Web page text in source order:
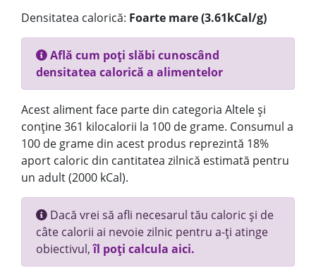
Densitatea calorică: Foarte mare (3.61kCal/g)
Află cum poți slăbi cunoscând
densitatea calorică a alimentelor
Acest aliment face parte din categoria Altele și
conține 361 kilocalorii la 100 de grame. Consumul a
100 de grame din acest produs reprezintă 18%
aport caloric din cantitatea zilnică estimată pentru
un adult (2000 kCal).
Dacă vrei să afli necesarul tău caloric și de
câte calorii ai nevoie zilnic pentru a-ți atinge
obiectivul,îl poți calcula aici.